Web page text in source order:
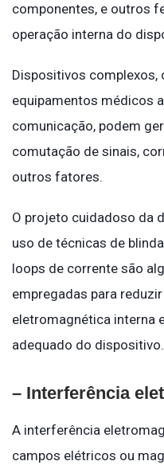
componentes, e outros
operação interna do
Dispositivos
equipamentos médicos
comunicação, podem
comutação de sinais,
outros fatores.
O projeto cuidadoso da
uso de técnicas de
loops de corrente são
empregadas para
eletromagnética interna
adequado do dispositivo.
– Interferência
A interferência
campos elétricos ou